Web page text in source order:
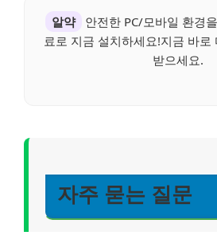
알약
안전한 PC/모바일 환경
료로 지금 설치하세요!지금 바로
받으세요.
자주 묻는 질문